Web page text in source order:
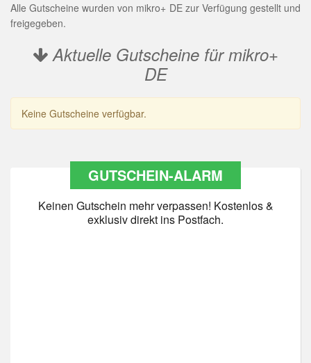
Alle Gutscheine wurden von mikro+ DE zur Verfügung gestellt und
freigegeben.
Aktuelle Gutscheine für mikro+
DE
Keine Gutscheine verfügbar.
GUTSCHEIN-ALARM
Keinen Gutschein mehr verpassen! Kostenlos &
exklusiv direkt ins Postfach.